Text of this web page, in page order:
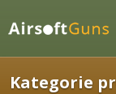
Kategorie